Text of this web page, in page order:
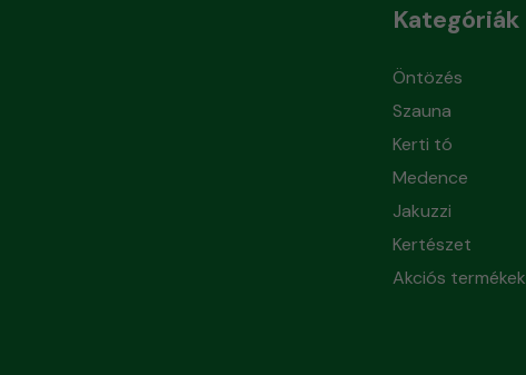
Kategóriák
Öntözés
Szauna
Kerti tó
Medence
Jakuzzi
Kertészet
Akciós termékek